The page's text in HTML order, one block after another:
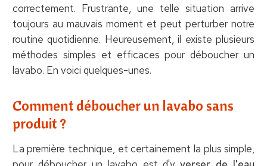
correctement. Frustrante, une telle situation arrive
toujours au mauvais moment et peut perturber notre
routine quotidienne. Heureusement, il existe plusieurs
méthodes simples et efficaces pour déboucher un
lavabo. En voici quelques-unes.
Comment déboucher un lavabo sans
produit ?
La première technique, et certainement la plus simple,